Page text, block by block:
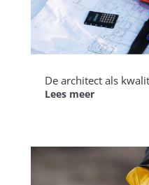
De architect als
Lees meer